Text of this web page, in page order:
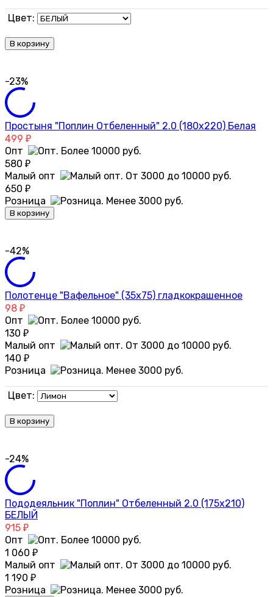
Цвет:
В корзину
-23%
Простыня "Поплин Отбеленный" 2.0 (180х220) Белая
499 ₽
Опт
580 ₽
Малый опт
650 ₽
Розница
В корзину
-42%
Полотенце "Вафельное" (35х75) гладкокрашенное
98 ₽
Опт
130 ₽
Малый опт
140 ₽
Розница
Цвет:
В корзину
-24%
Пододеяльник "Поплин" Отбеленный 2.0 (175х210)
БЕЛЫЙ
915 ₽
Опт
1 060 ₽
Малый опт
1 190 ₽
Розница